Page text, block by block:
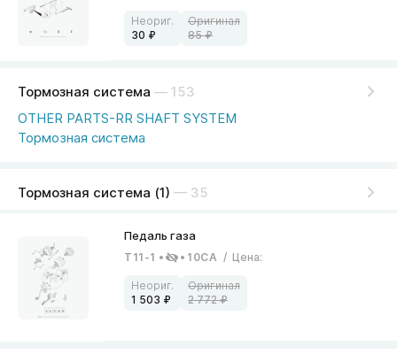
30 85
Тормозная система — 153
OTHER PARTS-RR SHAFT SYSTEM
Тормозная система
Тормозная система (1) — 35
T11-1 10CA / Цена:
1 503 2 772